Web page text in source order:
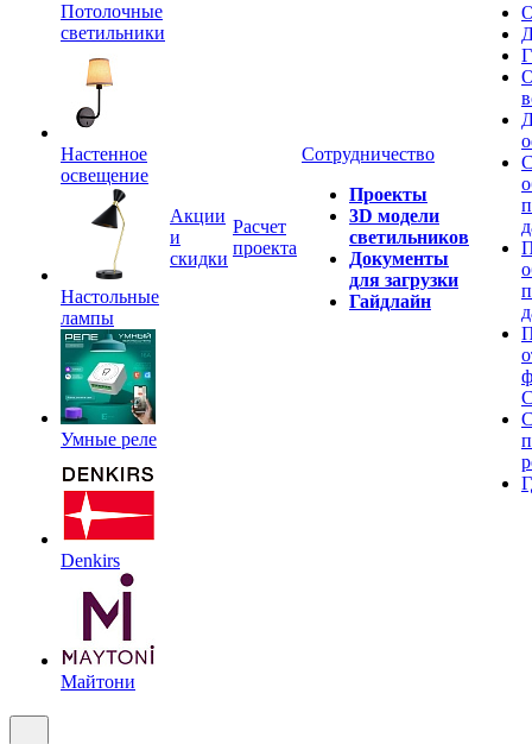
Потолочные
светильники
Настенное
освещение
Настольные
лампы
Умные реле
Denkirs
Майтони
Акции
и
скидки
Расчет
проекта
Сотрудничество
Проекты
3D модели
светильников
Документы
для загрузки
Гайдлайн